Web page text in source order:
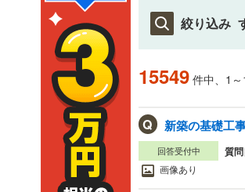
絞り込み
15549 件中、1
Q
回答受付中 質問
画像あり